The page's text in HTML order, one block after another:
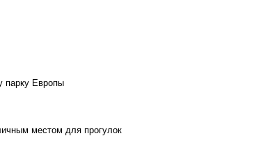
парку Европы
местом для прогулок